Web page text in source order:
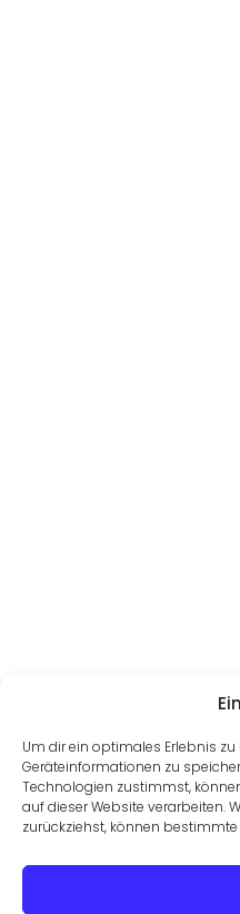
Um dir ein optimales Erlebnis
Geräteinformationen zu
Technologien zustimmst,
auf dieser Website verarbeiten.
zurückziehst, können